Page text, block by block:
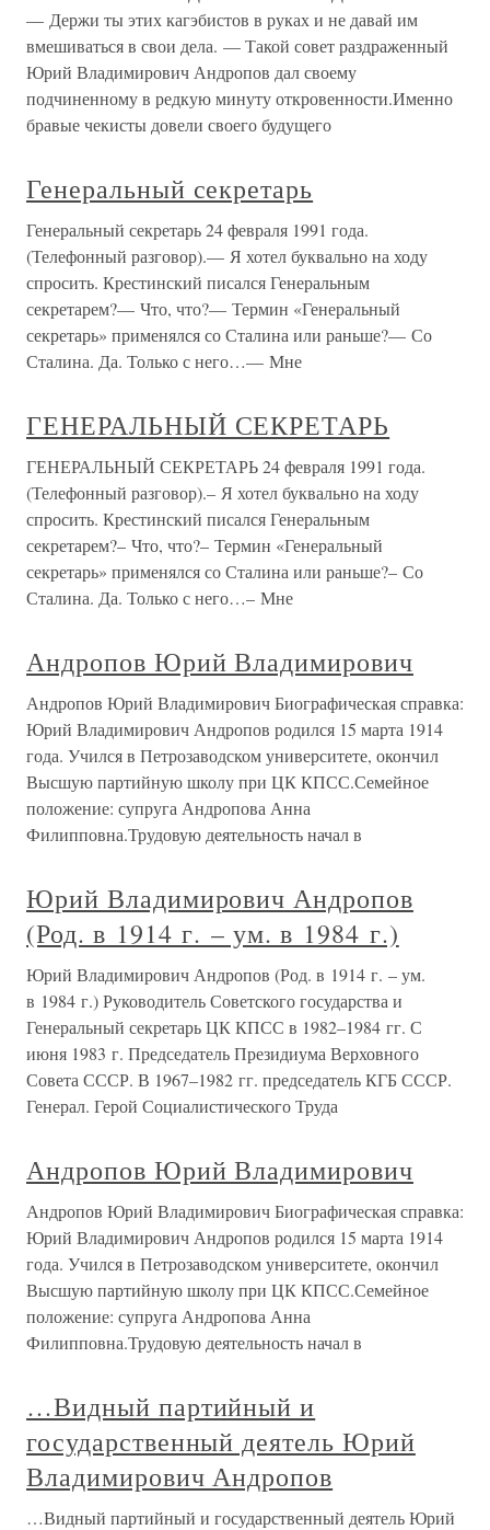
— Держи ты этих кагэбистов в руках и не давай им
вмешиваться в свои дела. — Такой совет раздраженный
Юрий Владимирович Андропов дал своему
подчиненному в редкую минуту откровенности.Именно
бравые чекисты довели своего будущего
Генеральный секретарь
Генеральный секретарь 24 февраля 1991 года.
(Телефонный разговор).— Я хотел буквально на ходу
спросить. Крестинский писался Генеральным
секретарем?— Что, что?— Термин «Генеральный
секретарь» применялся со Сталина или раньше?— Со
Сталина. Да. Только с него…— Мне
ГЕНЕРАЛЬНЫЙ СЕКРЕТАРЬ
ГЕНЕРАЛЬНЫЙ СЕКРЕТАРЬ 24 февраля 1991 года.
(Телефонный разговор).– Я хотел буквально на ходу
спросить. Крестинский писался Генеральным
секретарем?– Что, что?– Термин «Генеральный
секретарь» применялся со Сталина или раньше?– Со
Сталина. Да. Только с него…– Мне
Андропов Юрий Владимирович
Андропов Юрий Владимирович Биографическая справка:
Юрий Владимирович Андропов родился 15 марта 1914
года. Учился в Петрозаводском университете, окончил
Высшую партийную школу при ЦК КПСС.Семейное
положение: супруга Андропова Анна
Филипповна.Трудовую деятельность начал в
Юрий Владимирович Андропов
(Род. в 1914 г. – ум. в 1984 г.)
Юрий Владимирович Андропов (Род. в 1914 г. – ум.
в 1984 г.) Руководитель Советского государства и
Генеральный секретарь ЦК КПСС в 1982–1984 гг. С
июня 1983 г. Председатель Президиума Верховного
Совета СССР. В 1967–1982 гг. председатель КГБ СССР.
Генерал. Герой Социалистического Труда
Андропов Юрий Владимирович
Андропов Юрий Владимирович Биографическая справка:
Юрий Владимирович Андропов родился 15 марта 1914
года. Учился в Петрозаводском университете, окончил
Высшую партийную школу при ЦК КПСС.Семейное
положение: супруга Андропова Анна
Филипповна.Трудовую деятельность начал в
…Видный партийный и
государственный деятель Юрий
Владимирович Андропов
…Видный партийный и государственный деятель Юрий